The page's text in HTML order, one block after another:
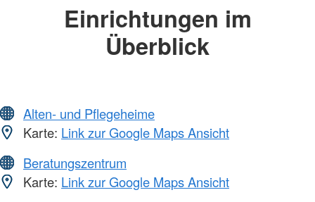
Einrichtungen im
Überblick
Alten- und Pflegeheime
Karte: Link zur Google Maps Ansicht
Beratungszentrum
Karte: Link zur Google Maps Ansicht